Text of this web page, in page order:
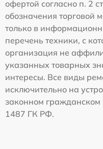
офертой согласно п. 2
обозначения торговой
только в
перечень техники, с
организация не
указанных товарных
интересы. Все виды
исключительно на
законном гражданском
1487 ГК РФ.